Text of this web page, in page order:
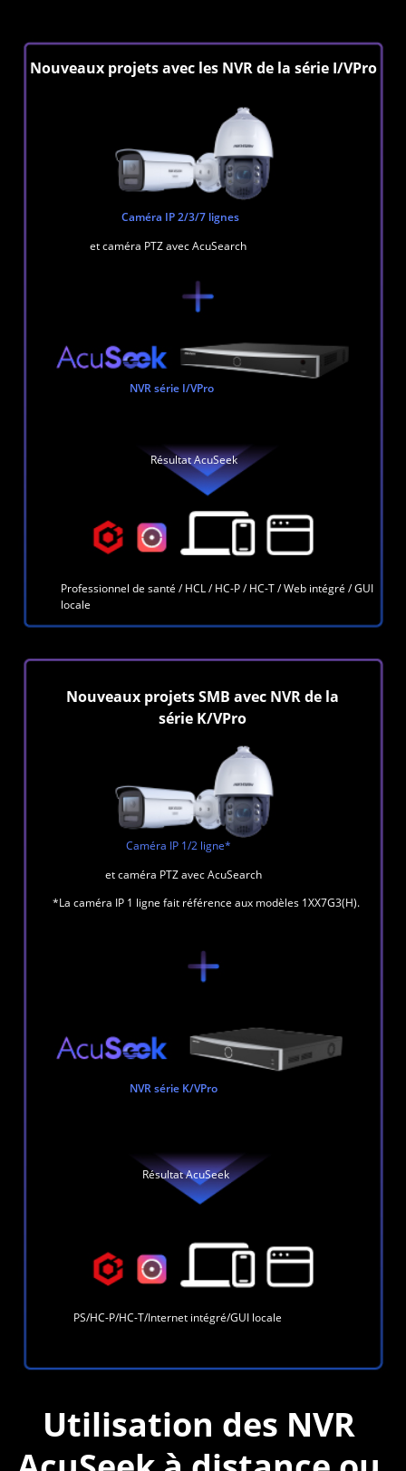
Nouveaux projets avec les NVR de la série I/VPro
Nouveaux projets SMB avec NVR de la
série K/VPro
Caméra IP 2/3/7 lignes
et caméra PTZ avec AcuSearch
NVR série I/VPro
Résultat AcuSeek
Professionnel de santé / HCL / HC-P / HC-T / Web intégré / GUI
locale
Caméra IP 1/2 ligne*
et caméra PTZ avec AcuSearch
*La caméra IP 1 ligne fait référence aux modèles 1XX7G3(H).
NVR série K/VPro
Résultat AcuSeek
PS/HC-P/HC-T/Internet intégré/GUI locale
Utilisation des NVR